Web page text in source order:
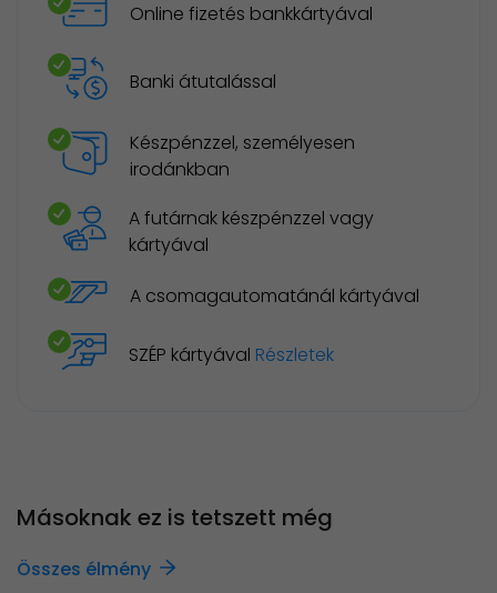
Online fizetés bankkártyával
Banki átutalással
Készpénzzel, személyesen
irodánkban
A futárnak készpénzzel vagy
kártyával
A csomagautomatánál kártyával
SZÉP kártyával Részletek
Másoknak ez is tetszett még
Összes élmény